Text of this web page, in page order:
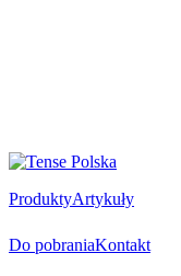
ProduktyArtykuły
Do pobraniaKontakt